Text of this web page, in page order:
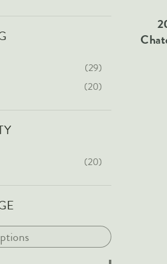
(29)
(20)
(20)